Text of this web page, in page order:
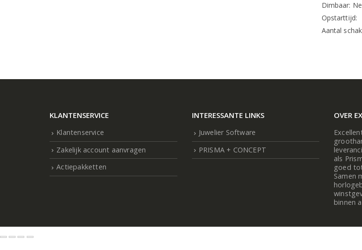
Dimbaar:
Opstarttijd:
Aantal
KLANTENSERVICE
Klantenservice
Zakelijk account aanvragen
Actiepakketten
INTERESSANTE LINKS
Juwelier Software
PRISMA + CONCEPT
OVER
als
goed
Samen
binnen